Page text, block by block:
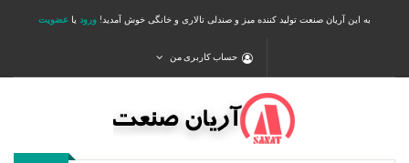
به این آریان صنعت تولید کننده میز و صندلی تالاری و خانگی خوش آمدید! ورود یا عضویت
حساب کاربری من